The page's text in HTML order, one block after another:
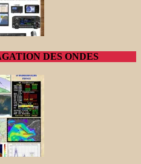
DES ONDES